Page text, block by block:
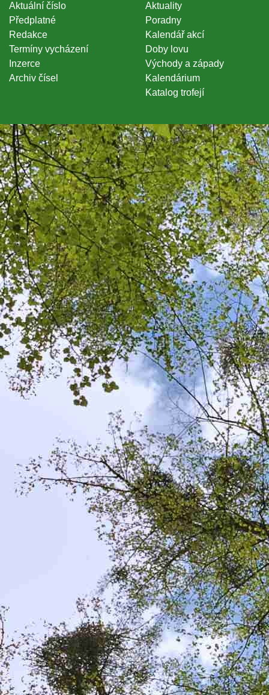
Aktuální číslo
Předplatné
Redakce
Termíny vycházení
Inzerce
Archiv čísel
Aktuality
Poradny
Kalendář akcí
Doby lovu
Východy a západy
Kalendárium
Katalog trofejí